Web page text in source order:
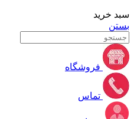
سبد خرید
بستن
فروشگاه
تماس